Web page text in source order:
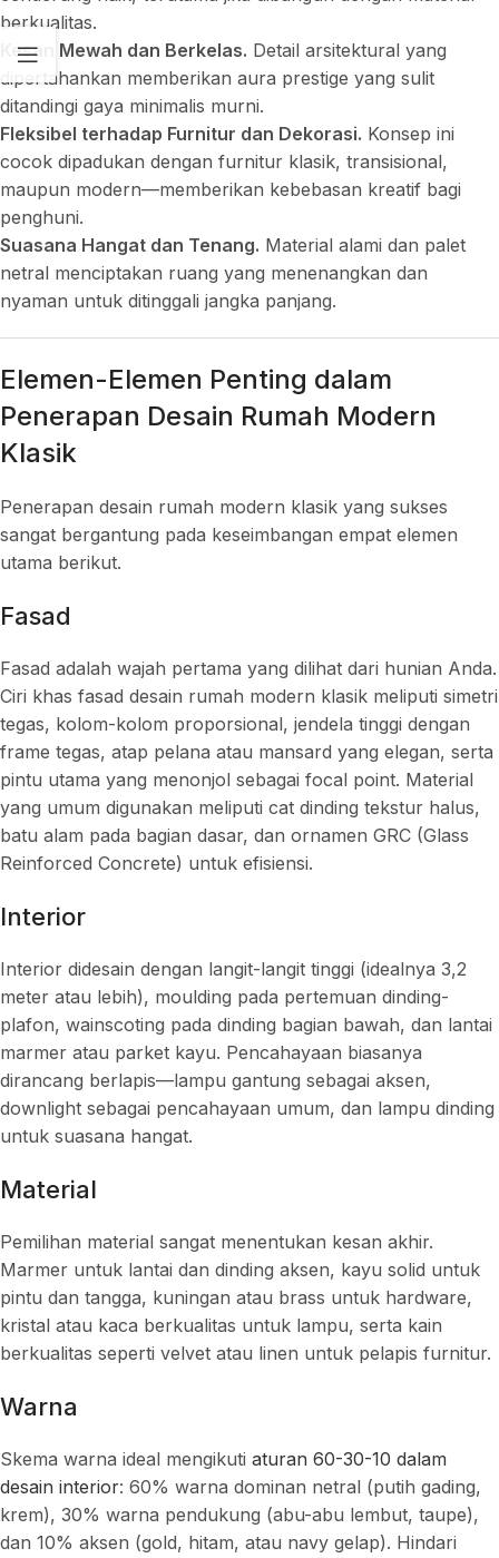
berkualitas.
Kesan Mewah dan Berkelas. Detail arsitektural yang
dipertahankan memberikan aura prestige yang sulit
ditandingi gaya minimalis murni.
Fleksibel terhadap Furnitur dan Dekorasi. Konsep ini
cocok dipadukan dengan furnitur klasik, transisional,
maupun modern—memberikan kebebasan kreatif bagi
penghuni.
Suasana Hangat dan Tenang. Material alami dan palet
netral menciptakan ruang yang menenangkan dan
nyaman untuk ditinggali jangka panjang.
Elemen-Elemen Penting dalam
Penerapan Desain Rumah Modern
Klasik
Penerapan desain rumah modern klasik yang sukses
sangat bergantung pada keseimbangan empat elemen
utama berikut.
Fasad
Fasad adalah wajah pertama yang dilihat dari hunian Anda.
Ciri khas fasad desain rumah modern klasik meliputi simetri
tegas, kolom-kolom proporsional, jendela tinggi dengan
frame tegas, atap pelana atau mansard yang elegan, serta
pintu utama yang menonjol sebagai focal point. Material
yang umum digunakan meliputi cat dinding tekstur halus,
batu alam pada bagian dasar, dan ornamen GRC (Glass
Reinforced Concrete) untuk efisiensi.
Interior
Interior didesain dengan langit-langit tinggi (idealnya 3,2
meter atau lebih), moulding pada pertemuan dinding-
plafon, wainscoting pada dinding bagian bawah, dan lantai
marmer atau parket kayu. Pencahayaan biasanya
dirancang berlapis—lampu gantung sebagai aksen,
downlight sebagai pencahayaan umum, dan lampu dinding
untuk suasana hangat.
Material
Pemilihan material sangat menentukan kesan akhir.
Marmer untuk lantai dan dinding aksen, kayu solid untuk
pintu dan tangga, kuningan atau brass untuk hardware,
kristal atau kaca berkualitas untuk lampu, serta kain
berkualitas seperti velvet atau linen untuk pelapis furnitur.
Warna
Skema warna ideal mengikuti aturan 60-30-10 dalam
desain interior: 60% warna dominan netral (putih gading,
krem), 30% warna pendukung (abu-abu lembut, taupe),
dan 10% aksen (gold, hitam, atau navy gelap). Hindari